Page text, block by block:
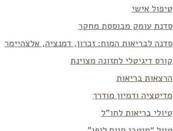
טיפול אישי
סדנת עומק מבוססת מחקר
סדנה לבריאות המוח: זכרון, דמנציה, אלצהיימר
קורס דיגיטלי לתזונה מצוינת
הרצאות בריאות
מדיטציה ודמיון מודרך
טיולי בריאות לחו”ל